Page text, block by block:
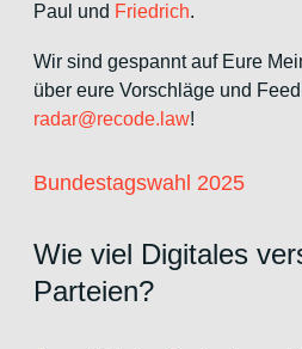
Paul und Friedrich.
Wir sind gespannt auf Eure
über eure Vorschläge und
radar@recode.law!
Bundestagswahl 2025
Wie viel Digitales
Parteien?